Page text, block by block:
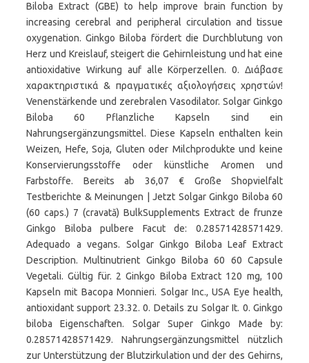
Biloba Extract (GBE) to help improve brain function by
increasing cerebral and peripheral circulation and tissue
oxygenation. Ginkgo Biloba fördert die Durchblutung von
Herz und Kreislauf, steigert die Gehirnleistung und hat eine
antioxidative Wirkung auf alle Körperzellen. 0. Διάβασε
χαρακτηριστικά & πραγματικές αξιολογήσεις χρηστών!
Venenstärkende und zerebralen Vasodilator. Solgar Ginkgo
Biloba 60 Pflanzliche Kapseln sind ein
Nahrungsergänzungsmittel. Diese Kapseln enthalten kein
Weizen, Hefe, Soja, Gluten oder Milchprodukte und keine
Konservierungsstoffe oder künstliche Aromen und
Farbstoffe. Bereits ab 36,07 € Große Shopvielfalt
Testberichte & Meinungen | Jetzt Solgar Ginkgo Biloba 60
(60 caps.) 7 (cravată) BulkSupplements Extract de frunze
Ginkgo Biloba pulbere Facut de: 0.28571428571429.
Adequado a vegans. Solgar Ginkgo Biloba Leaf Extract
Description. Multinutrient Ginkgo Biloba 60 60 Capsule
Vegetali. Gültig für. 2 Ginkgo Biloba Extract 120 mg, 100
Kapseln mit Bacopa Monnieri. Solgar Inc., USA Eye health,
antioxidant support 23.32. 0. Details zu Solgar It. 0. Ginkgo
biloba Eigenschaften. Solgar Super Ginkgo Made by:
0.28571428571429. Nahrungsergänzungsmittel nützlich
zur Unterstützung der Blutzirkulation und der des Gehirns,